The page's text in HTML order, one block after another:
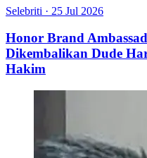
Selebriti · 25 Jul 2026
Honor Brand
Dikembalikan Dude
Hakim